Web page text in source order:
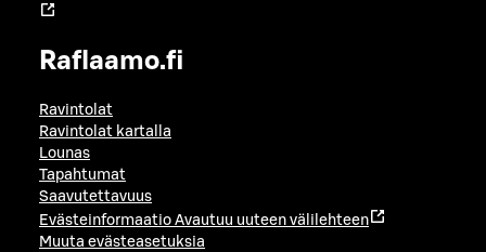
Raflaamo.fi
Ravintolat
Ravintolat kartalla
Lounas
Tapahtumat
Saavutettavuus
Evästeinformaatio Avautuu uuteen välilehteen
Muuta evästeasetuksia